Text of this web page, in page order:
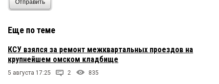
Отправить
Еще по теме
КСУ взялся за ремонт межквартальных проездов на
крупнейшем омском кладбище
5 августа 17:25 2 835